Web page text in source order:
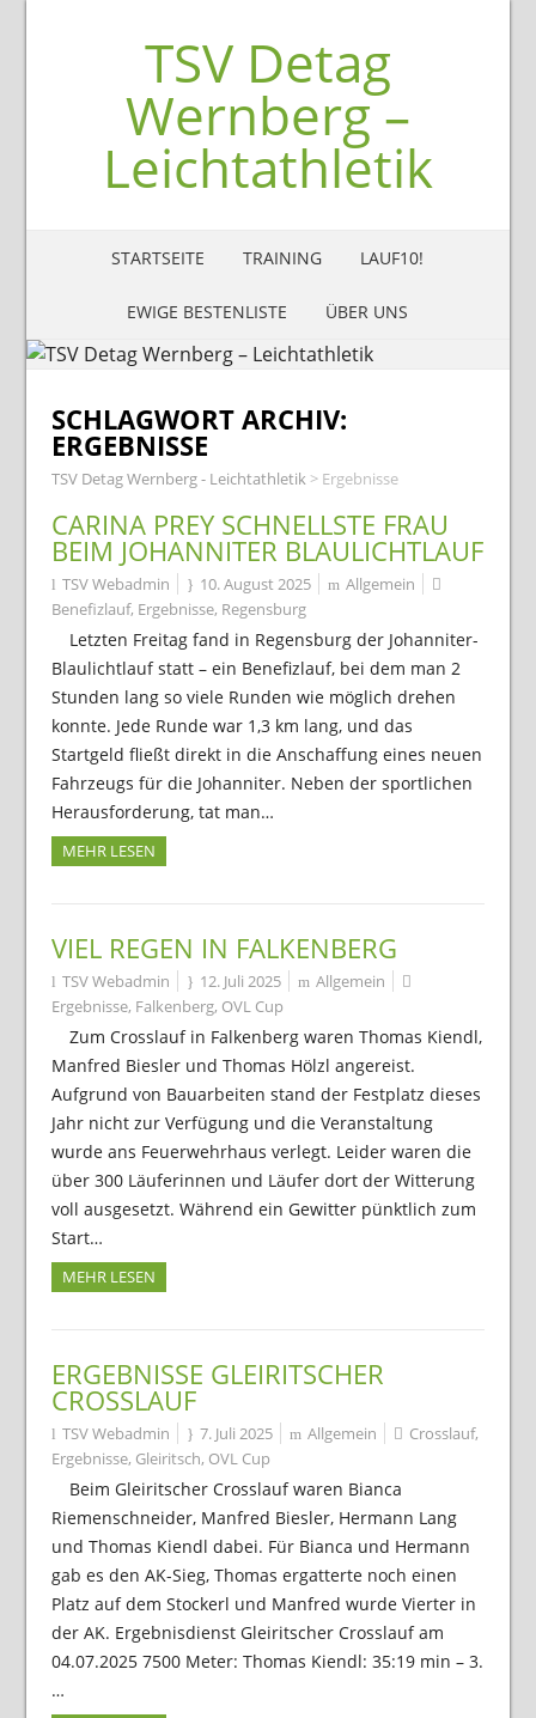
TSV Detag
Wernberg –
Leichtathletik
STARTSEITE TRAINING LAUF10!
EWIGE BESTENLISTE ÜBER UNS
SCHLAGWORT ARCHIV:
ERGEBNISSE
TSV Detag Wernberg - Leichtathletik> Ergebnisse
CARINA PREY SCHNELLSTE FRAU
BEIM JOHANNITER BLAULICHTLAUF
TSV Webadmin 10. August 2025
Allgemein
Benefizlauf, Ergebnisse, Regensburg
Letzten Freitag fand in Regensburg der Johanniter-
Blaulichtlauf statt – ein Benefizlauf, bei dem man 2
Stunden lang so viele Runden wie möglich drehen
konnte. Jede Runde war 1,3 km lang, und das
Startgeld fließt direkt in die Anschaffung eines neuen
Fahrzeugs für die Johanniter. Neben der sportlichen
Herausforderung, tat man…
MEHR LESEN
VIEL REGEN IN FALKENBERG
TSV Webadmin 12. Juli 2025
Allgemein
Ergebnisse, Falkenberg, OVL Cup
Zum Crosslauf in Falkenberg waren Thomas Kiendl,
Manfred Biesler und Thomas Hölzl angereist.
Aufgrund von Bauarbeiten stand der Festplatz dieses
Jahr nicht zur Verfügung und die Veranstaltung
wurde ans Feuerwehrhaus verlegt. Leider waren die
über 300 Läuferinnen und Läufer dort der Witterung
voll ausgesetzt. Während ein Gewitter pünktlich zum
Start…
MEHR LESEN
ERGEBNISSE GLEIRITSCHER
CROSSLAUF
TSV Webadmin 7. Juli 2025 Allgemein Crosslauf,
Ergebnisse, Gleiritsch, OVL Cup
Beim Gleiritscher Crosslauf waren Bianca
Riemenschneider, Manfred Biesler, Hermann Lang
und Thomas Kiendl dabei. Für Bianca und Hermann
gab es den AK-Sieg, Thomas ergatterte noch einen
Platz auf dem Stockerl und Manfred wurde Vierter in
der AK. Ergebnisdienst Gleiritscher Crosslauf am
04.07.2025 7500 Meter: Thomas Kiendl: 35:19 min – 3.
…